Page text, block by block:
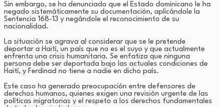
Sin embargo, se ha denunciado que el Estado dominicano le ha
negado sistemáticamente su documentación, aplicándole la
Sentencia 168-13 y negándole el reconocimiento de su
nacionalidad.
La situación se agrava al considerar que se le pretende
deportar a Haití, un país que no es el suyo y que actualmente
enfrenta una crisis humanitaria. Se enfatiza que ninguna
persona debe ser deportada bajo las actuales condiciones de
Haití, y Ferdinad no tiene a nadie en dicho país.
Este caso ha generado preocupación entre defensores de
derechos humanos, quienes exigen una revisión urgente de las
políticas migratorias y el respeto a los derechos fundamentales